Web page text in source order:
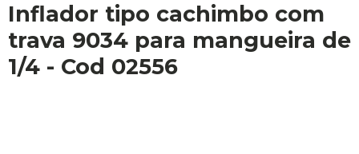
Inflador tipo cachimbo com
trava 9034 para mangueira de
1/4 - Cod 02556